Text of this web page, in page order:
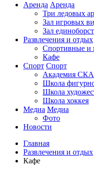
Аренда Аренда
Три ледовых
Зал игровых
Зал
Развлечения и отдых
Спортивные и
Кафе
Спорт Спорт
Академия
Школа
Школа
Школа хоккея
Медиа Медиа
Фото
Новости
Главная
Развлечения и отдых
Кафе